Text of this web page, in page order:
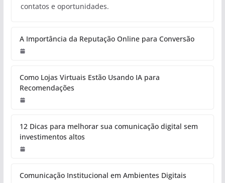
contatos e oportunidades.
A Importância da Reputação Online para Conversão
Como Lojas Virtuais Estão Usando IA para
Recomendações
12 Dicas para melhorar sua comunicação digital sem
investimentos altos
Comunicação Institucional em Ambientes Digitais